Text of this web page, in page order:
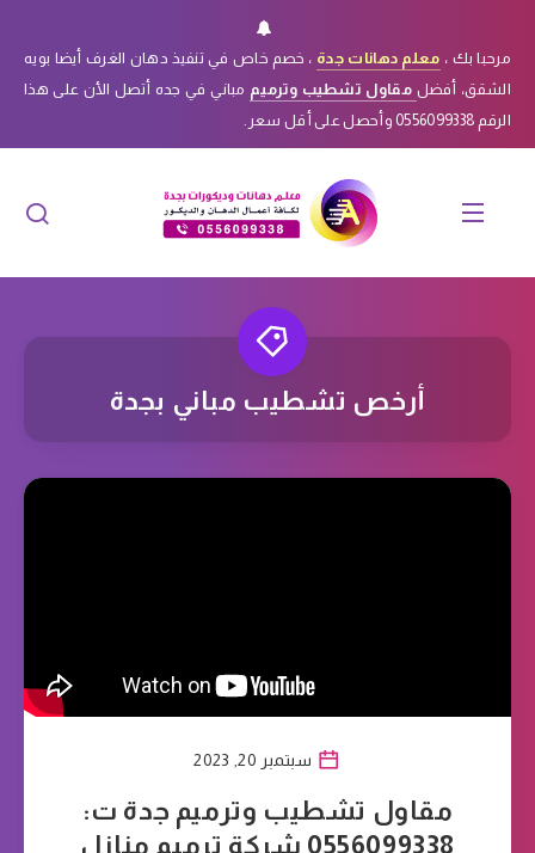
مرحبا بك ، معلم دهانات جدة ، خصم خاص في تنفيذ دهان الغرف أيضا بويه
الشقق، أفضل مقاول تشطيب وترميم مباني في جده أتصل الأن على هذا
الرقم 0556099338 وأحصل على أقل سعر.
أرخص تشطيب مباني بجدة
سبتمبر 20, 2023
مقاول تشطيب وترميم جدة ت:
0556099338 شركة ترميم منازل